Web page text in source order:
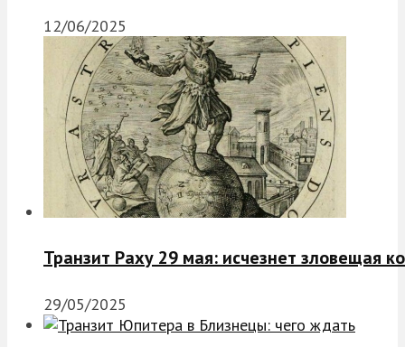
12/06/2025
Транзит Раху 29 мая: исчезнет зловещая
29/05/2025